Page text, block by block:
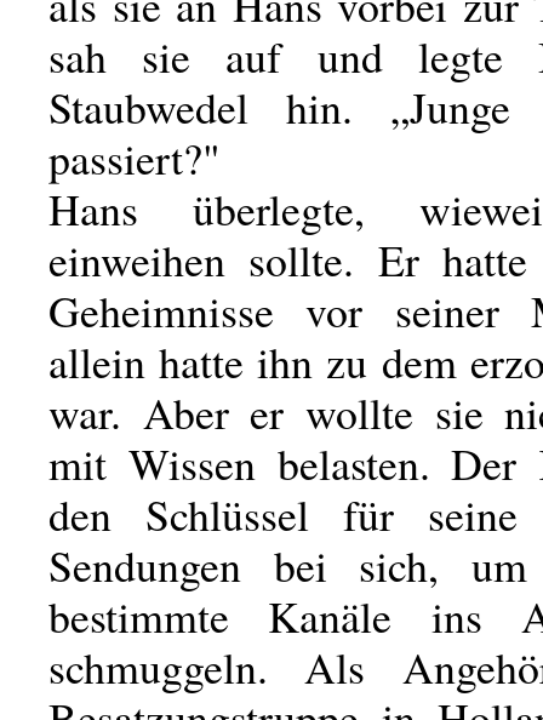
sah sie auf und legte
Staubwedel hin.
passiert?"
Hans überlegte,
einweihen sollte. Er
Geheimnisse vor seiner
allein hatte ihn zu dem
war. Aber er wollte sie
mit Wissen belasten.
den Schlüssel für seine
Sendungen bei sich,
bestimmte Kanäle ins
schmuggeln. Als